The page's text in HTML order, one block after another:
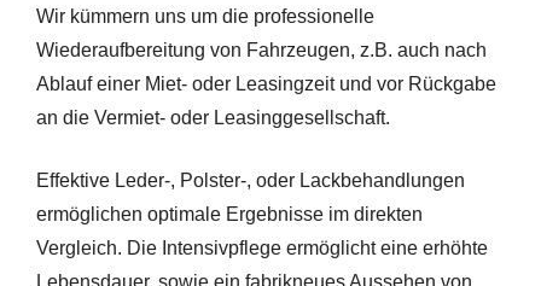
Wir kümmern uns um die professionelle
Wiederaufbereitung von Fahrzeugen, z.B. auch nach
Ablauf einer Miet- oder Leasingzeit und vor Rückgabe
an die Vermiet- oder Leasinggesellschaft.
Effektive Leder-, Polster-, oder Lackbehandlungen
ermöglichen optimale Ergebnisse im direkten
Vergleich. Die Intensivpflege ermöglicht eine erhöhte
Lebensdauer, sowie ein fabrikneues Aussehen von